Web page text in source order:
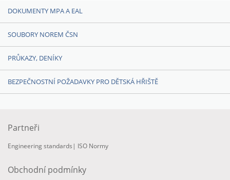
DOKUMENTY MPA A EAL
SOUBORY NOREM ČSN
PRŮKAZY, DENÍKY
BEZPEČNOSTNÍ POŽADAVKY PRO DĚTSKÁ HŘIŠTĚ
Partneři
Engineering standards | ISO Normy
Obchodní podmínky